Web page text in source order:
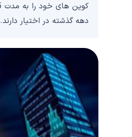
دهه گذشته در اختیار دارند.